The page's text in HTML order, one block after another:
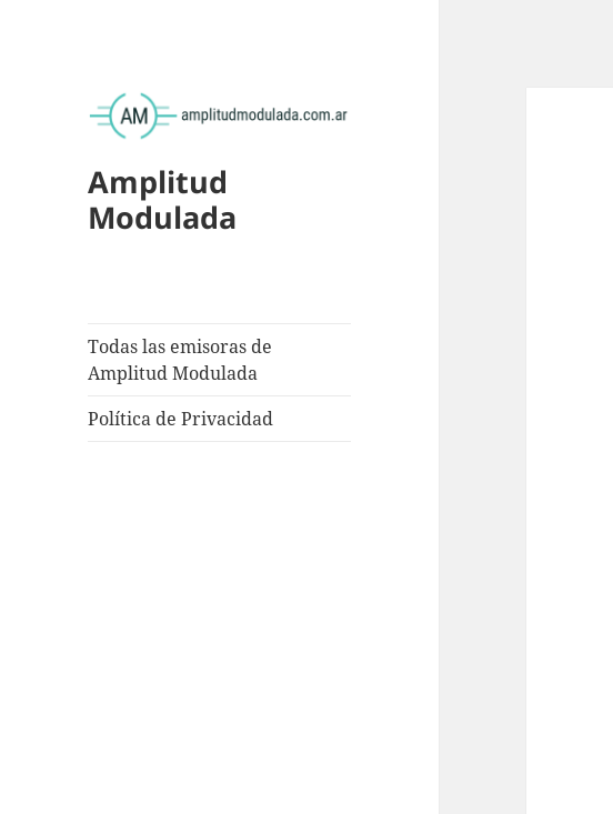
Amplitud
Modulada
Todas las emisoras de
Amplitud Modulada
Política de Privacidad